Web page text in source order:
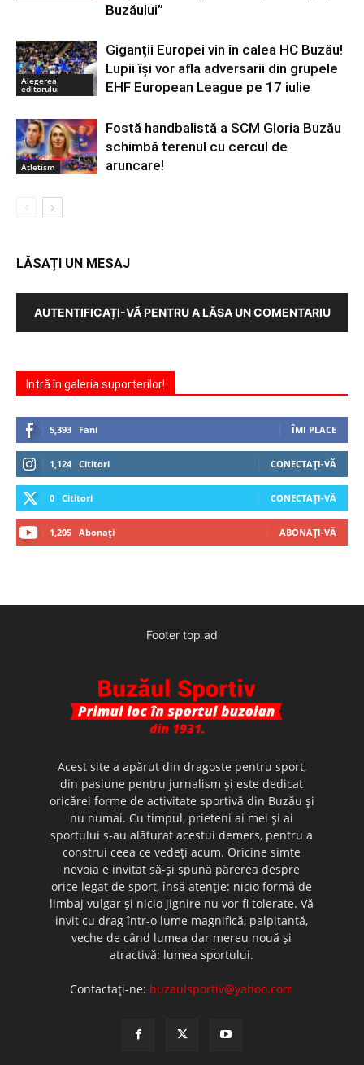
Buzăului”
Alegerea
editorului
Giganții Europei vin în calea HC Buzău!
Lupii își vor afla adversarii din grupele
EHF European League pe 17 iulie
Atletism
Fostă handbalistă a SCM Gloria Buzău
schimbă terenul cu cercul de
aruncare!
LĂSAȚI UN MESAJ
AUTENTIFICAȚI-VĂ PENTRU A LĂSA UN COMENTARIU
Intră în galeria suporterilor!
5,393 Fani ÎMI PLACE
1,124 Cititori CONECTAȚI-VĂ
0 Cititori CONECTAȚI-VĂ
1,205 Abonați ABONAȚI-VĂ
Footer top ad
Acest site a apărut din dragoste pentru sport,
din pasiune pentru jurnalism şi este dedicat
oricărei forme de activitate sportivă din Buzău şi
nu numai. Cu timpul, prieteni ai mei şi ai
sportului s-au alăturat acestui demers, pentru a
construi ceea ce vedeţi acum. Oricine simte
nevoia e invitat să-şi spună părerea despre
orice legat de sport, însă atenţie: nicio formă de
limbaj vulgar şi nicio jignire nu vor fi tolerate. Vă
invit cu drag într-o lume magnifică, palpitantă,
veche de când lumea dar mereu nouă şi
atractivă: lumea sportului.
Contactați-ne: buzaulsportiv@yahoo.com